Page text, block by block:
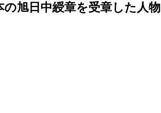
の旭日中綬章を受章した人物